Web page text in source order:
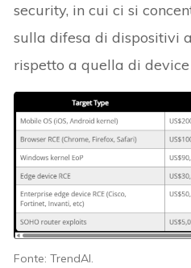
security, in cui ci si
sulla difesa di dispositivi
rispetto a quella di
Fonte: TrendAI.